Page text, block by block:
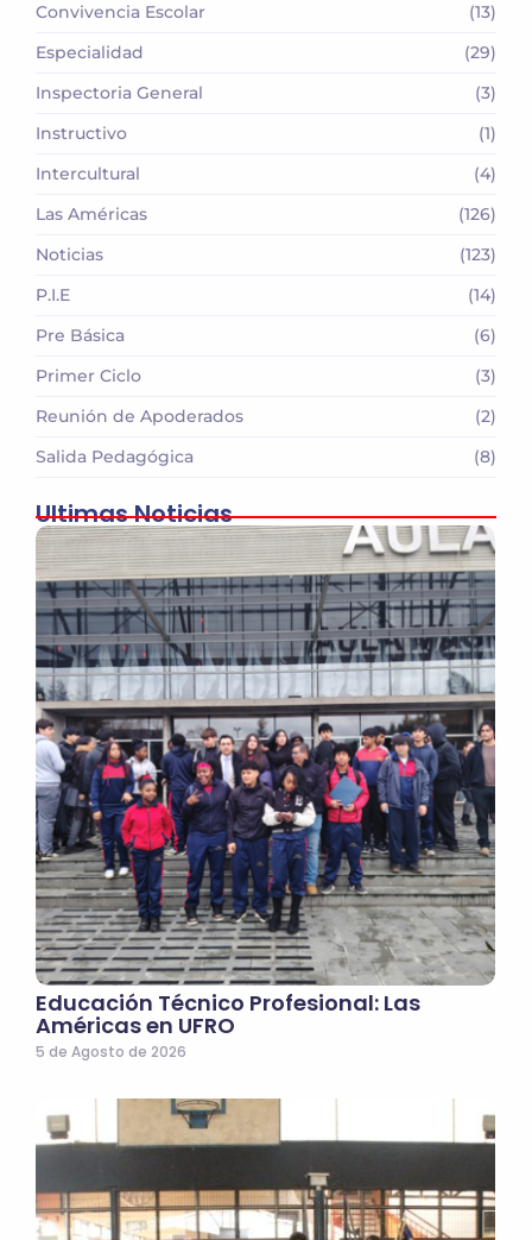
Convivencia Escolar
(13)
Especialidad
(29)
Inspectoria General
(3)
Instructivo
(1)
Intercultural
(4)
Las Américas
(126)
Noticias
(123)
P.I.E
(14)
Pre Básica
(6)
Primer Ciclo
(3)
Reunión de Apoderados
(2)
Salida Pedagógica
(8)
Ultimas Noticias
Educación Técnico Profesional: Las
Américas en UFRO
5 de Agosto de 2026